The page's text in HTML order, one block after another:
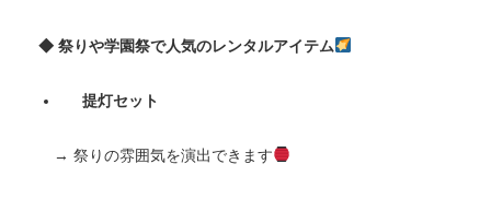
◆ 祭りや学園祭で人気のレンタルアイテム
提灯セット
→ 祭りの雰囲気を演出できます